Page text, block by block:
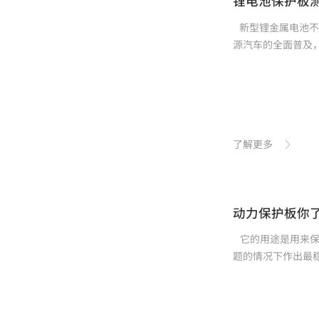
新型锂金属电池
源汽车的全面普及
了解更多
动力保护板你
它的用途是用来
题的情况下作出最